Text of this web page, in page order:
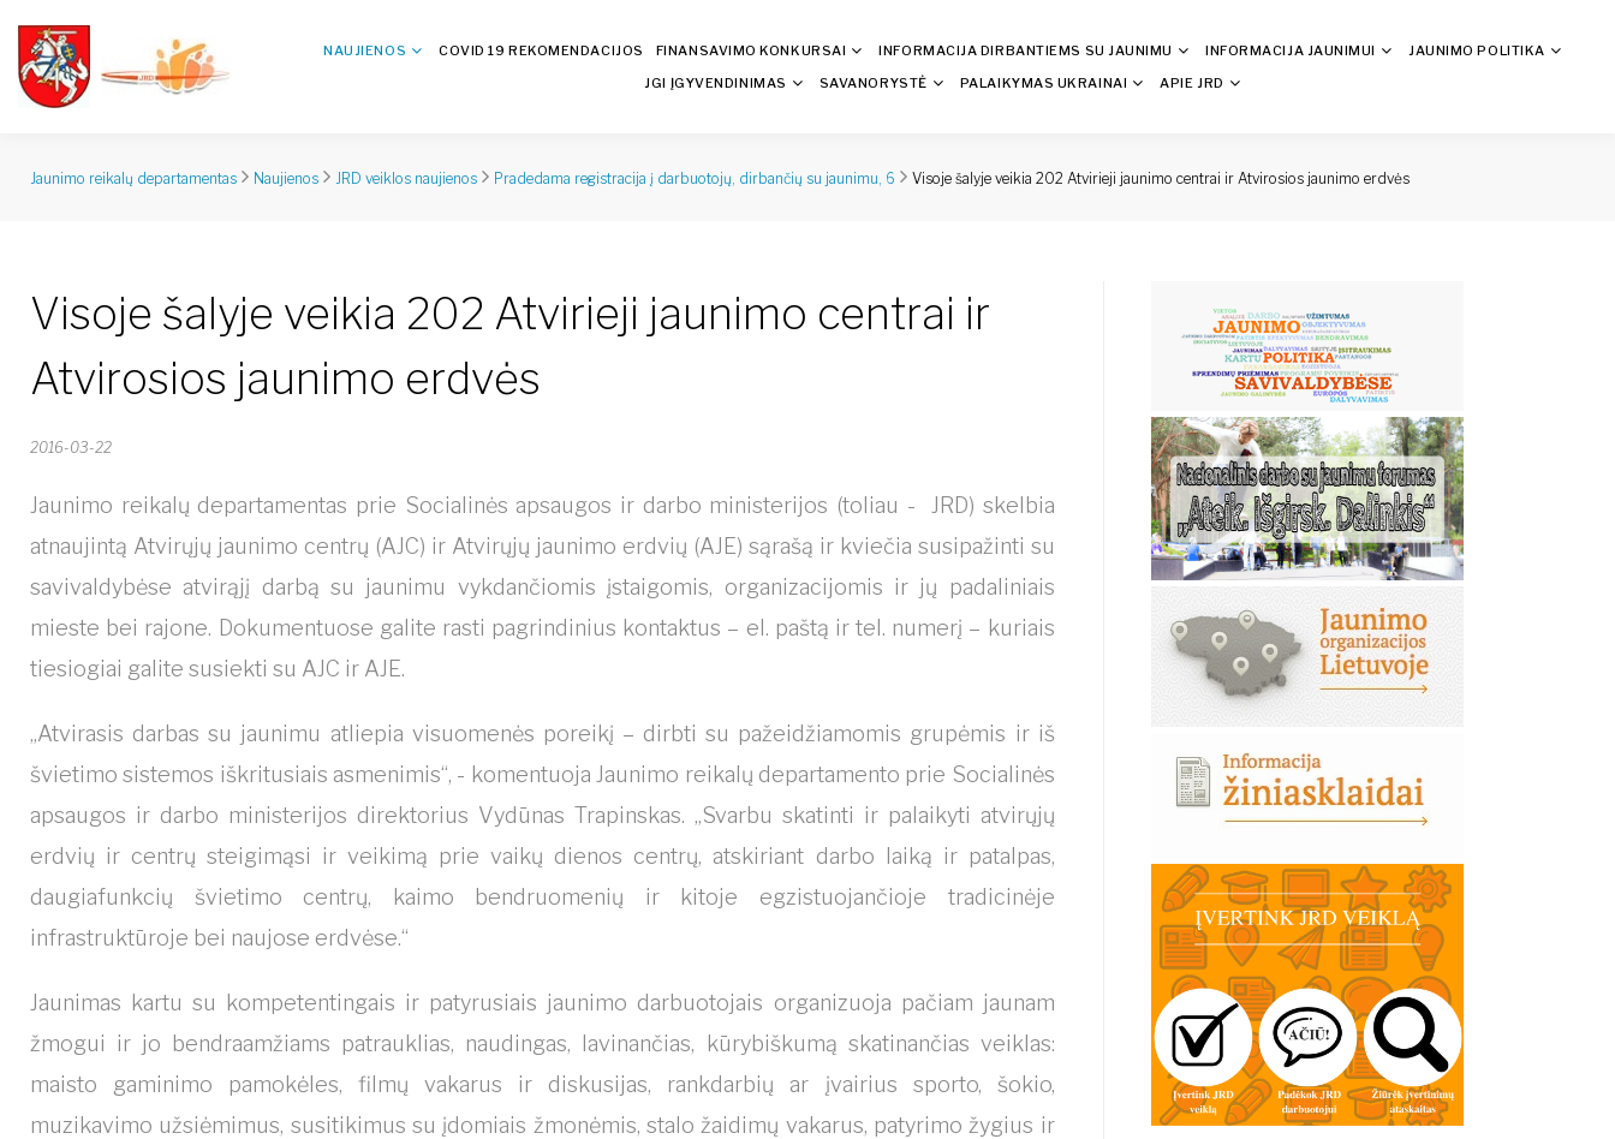
NAUJIENOS COVID 19 REKOMENDACIJOS FINANSAVIMO KONKURSAI INFORMACIJA DIRBANTIEMS SU JAUNIMU INFORMACIJA JAUNIMUI
JAUNIMO POLITIKA
JGI ĮGYVENDINIMAS
SAVANORYSTĖ PALAIKYMAS UKRAINAI APIE JRD
Jaunimo reikalų departamentas Naujienos JRD veiklos naujienos Pradedama registracija į darbuotojų, dirbančių su jaunimu, 6 Visoje šalyje veikia 202 Atvirieji jaunimo centrai ir Atvirosios jaunimo erdvės
Visoje šalyje veikia 202 Atvirieji jaunimo centrai ir
Atvirosios jaunimo erdvės
2016-03-22
Jaunimo reikalų departamentas prie Socialinės apsaugos ir darbo ministerijos (toliau - JRD) skelbia
atnaujintą Atvirųjų jaunimo centrų (AJC) ir Atvirųjų jaunimo erdvių (AJE) sąrašą ir kviečia susipažinti su
savivaldybėse atvirąjį darbą su jaunimu vykdančiomis įstaigomis, organizacijomis ir jų padaliniais
mieste bei rajone. Dokumentuose galite rasti pagrindinius kontaktus – el. paštą ir tel. numerį – kuriais
tiesiogiai galite susiekti su AJC ir AJE.
„Atvirasis darbas su jaunimu atliepia visuomenės poreikį – dirbti su pažeidžiamomis grupėmis ir iš
švietimo sistemos iškritusiais asmenimis“, - komentuoja Jaunimo reikalų departamento prie Socialinės
apsaugos ir darbo ministerijos direktorius Vydūnas Trapinskas. „Svarbu skatinti ir palaikyti atvirųjų
erdvių ir centrų steigimąsi ir veikimą prie vaikų dienos centrų, atskiriant darbo laiką ir patalpas,
daugiafunkcių švietimo centrų, kaimo bendruomenių ir kitoje egzistuojančioje tradicinėje
infrastruktūroje bei naujose erdvėse.“
Jaunimas kartu su kompetentingais ir patyrusiais jaunimo darbuotojais organizuoja pačiam jaunam
žmogui ir jo bendraamžiams patrauklias, naudingas, lavinančias, kūrybiškumą skatinančias veiklas:
maisto gaminimo pamokėles, filmų vakarus ir diskusijas, rankdarbių ar įvairius sporto, šokio,
muzikavimo užsiėmimus, susitikimus su įdomiais žmonėmis, stalo žaidimų vakarus, patyrimo žygius ir